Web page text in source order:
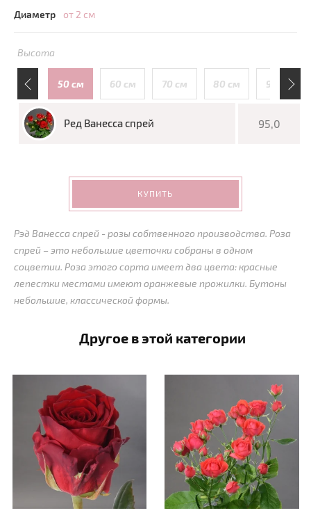
Диаметр
от 2 см
Высота
110 см 50 см 60 см 70 см 80 см 90 см
Ред Ванесса спрей 95,0
КУПИТЬ
Рэд Ванесса спрей - розы собтвенного производства. Роза
спрей – это небольшие цветочки собраны в одном
соцветии. Роза этого сорта имеет два цвета: красные
лепестки местами имеют оранжевые прожилки. Бутоны
небольшие, классической формы.
Другое в этой категории